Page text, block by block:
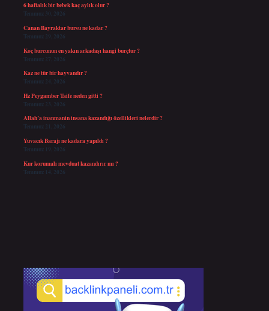
6 haftalık bir bebek kaç aylık olur ?
Temmuz 30, 2026
Canan Bayraktar bursu ne kadar ?
Temmuz 29, 2026
Koç burcunun en yakın arkadaşı hangi burçtur ?
Temmuz 27, 2026
Kaz ne tür bir hayvandır ?
Temmuz 24, 2026
Hz Peygamber Taife neden gitti ?
Temmuz 23, 2026
Allah’a inanmanin insana kazandığı özellikleri nelerdir ?
Temmuz 21, 2026
Yuvacık Barajı ne kadara yapıldı ?
Temmuz 19, 2026
Kur korumalı mevduat kazandırır mı ?
Temmuz 14, 2026